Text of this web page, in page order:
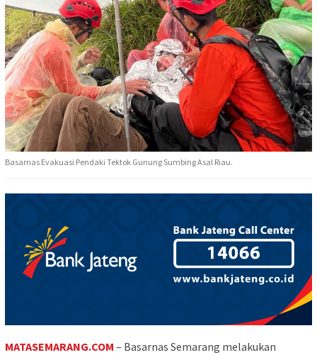
Basarnas Evakuasi Pendaki Tektok Gunung Sumbing Asal Riau.
MATASEMARANG.COM – Basarnas Semarang melakukan